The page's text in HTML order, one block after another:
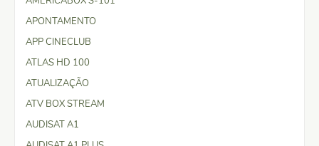
APONTAMENTO
APP CINECLUB
ATLAS HD 100
ATUALIZAÇÃO
ATV BOX STREAM
AUDISAT A1